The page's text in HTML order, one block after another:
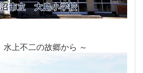
上不二の故郷から ～